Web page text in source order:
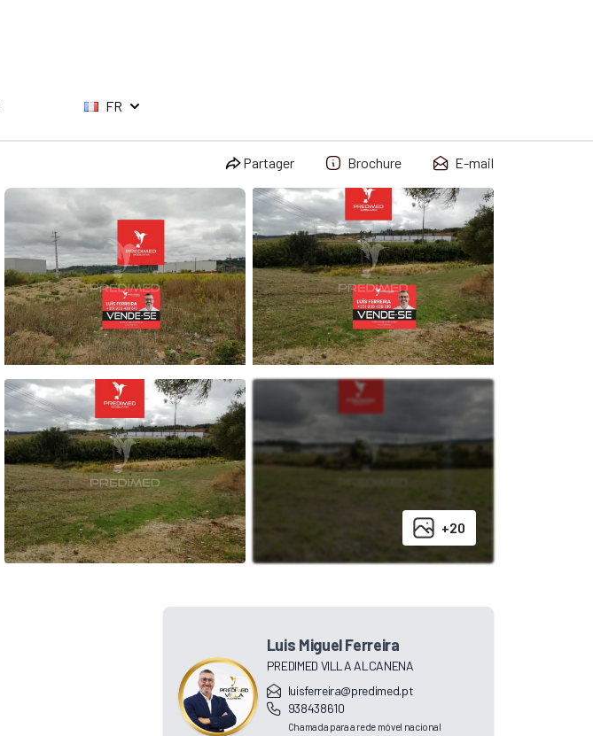
FR
Partager Brochure E-mail
+20
Luis Miguel Ferreira
PREDIMED VILLA ALCANENA
luisferreira@predimed.pt
938438610
Chamada para a rede móvel nacional